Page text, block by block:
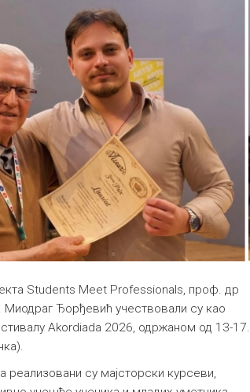
Students Meet Professionals, проф. др
Миодраг Ђорђевић учествовали су као
Akordiada 2026, одржаном од 13-17.
реализовани су мајсторски курсеви,